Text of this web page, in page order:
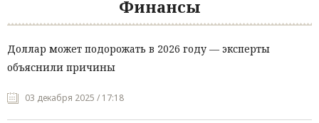
Финансы
Доллар может подорожать в 2026 году — эксперты
объяснили причины
03 декабря 2025 / 17:18